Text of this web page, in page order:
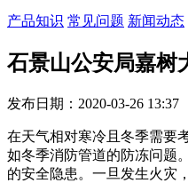
产品知识 常见问题 新闻动态
石景山公安局嘉树
发布日期：2020-03-26
在天气相对寒冷且冬季需要
如冬季消防管道的防冻问题
的安全隐患。一旦发生火灾